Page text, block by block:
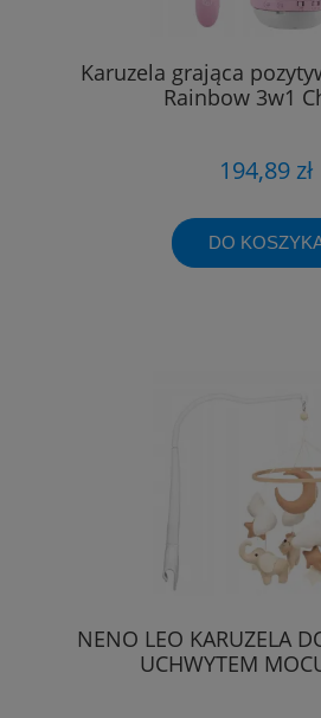
Karuzela grająca
Rainbow 3w1
194,89 zł
DO
NENO LEO KARUZELA
UCHWYTEM